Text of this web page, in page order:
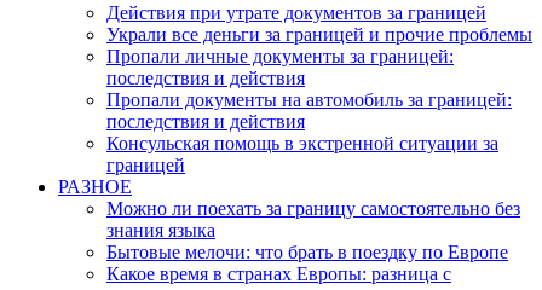
Действия при утрате документов за границей
Украли все деньги за границей и прочие проблемы
Пропали личные документы за границей:
последствия и действия
Пропали документы на автомобиль за границей:
последствия и действия
Консульская помощь в экстренной ситуации за
границей
РАЗНОЕ
Можно ли поехать за границу самостоятельно без
знания языка
Бытовые мелочи: что брать в поездку по Европе
Какое время в странах Европы: разница с